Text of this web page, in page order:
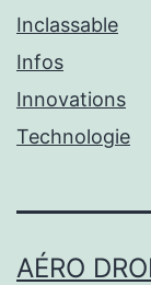
Inclassable
Infos
Innovations
Technologie
AÉRO